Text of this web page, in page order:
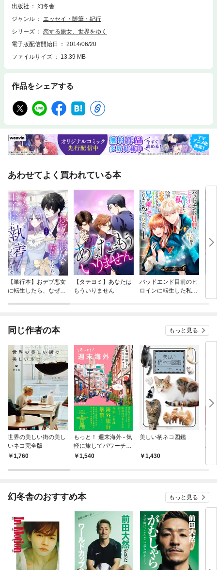
った！ 電子書籍限定のオリジナルフォトを加えた『恋する旅女、世界を
ゆく』シリーズ第1弾！
出版社
幻冬舎
ジャンル
エッセイ・随筆・紀行
シリーズ
恋する旅女、世界をゆく
電子版配信開始日
2014/06/20
ファイルサイズ
13.39 MB
作品をシェアする
あわせてよく買われている本
【単行本】おデブ悪女
に転生したら、なぜか
【タテヨミ】あなたは
もういりません
バッドエンド目前のヒ
ロインに転生した私、
同じ作者の本 もっと見る
世界の美しい街の美し
いネコ完全版
1,760
もっと！ 週末海外 - 気
軽に旅してパワーチャ
ージ -
1,540
美しい柄ネコ図鑑
1,430
ふ
幻冬舎のおすすめ本 もっと見る